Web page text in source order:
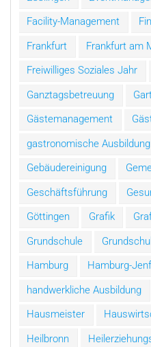
Facility-Management
Frankfurt
Frankfurt am
Freiwilliges Soziales Jahr
Ganztagsbetreuung
Gästemanagement
gastronomische Ausbildung
Gebäudereinigung
Geschäftsführung
Göttingen
Grafik
Grundschule
Hamburg
Hamburg-
handwerkliche Ausbildung
Hausmeister
Heilbronn